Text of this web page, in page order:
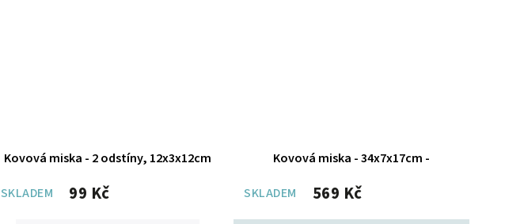
Kovová miska - 2 odstíny, 12x3x12cm
SKLADEM 99 Kč
Kovová miska - 34x7x17cm -
SKLADEM 569 Kč